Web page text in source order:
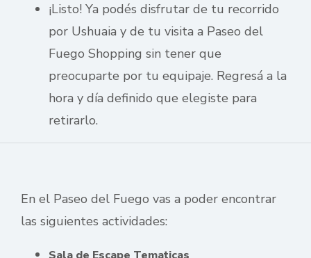
¡Listo! Ya podés disfrutar de tu recorrido
por Ushuaia y de tu visita a Paseo del
Fuego Shopping sin tener que
preocuparte por tu equipaje. Regresá a la
hora y día definido que elegiste para
retirarlo.
En el Paseo del Fuego vas a poder encontrar
las siguientes actividades: